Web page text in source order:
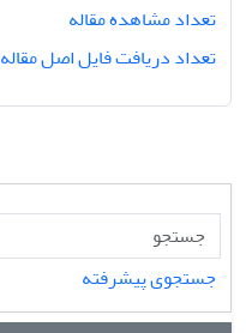
تعداد مشاهده مقاله
تعداد دریافت فایل اصل مقاله
جستجوی پیشرفته